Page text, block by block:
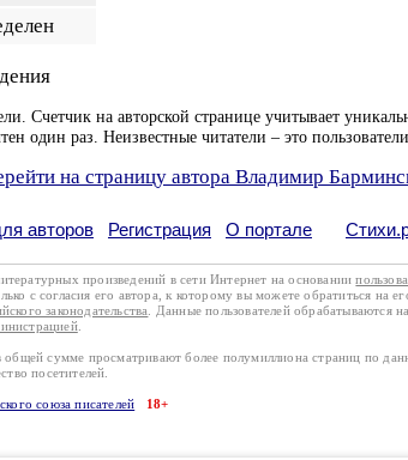
Счетчик на авторской странице учитывает
один раз. Неизвестные читатели – это
на страницу автора Владимир
авторов Регистрация О портале
произведений в сети Интернет на основании
с согласия его автора, к которому вы можете обратиться на
законодательства . Данные пользователей обрабатываются
.
сумме просматривают более полумиллиона страниц по
посетителей.
союза писателей 18+